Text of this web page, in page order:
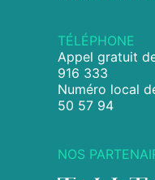
TÉLÉPHONE
Appel gratuit
916 333
Numéro local
50 57 94
NOS